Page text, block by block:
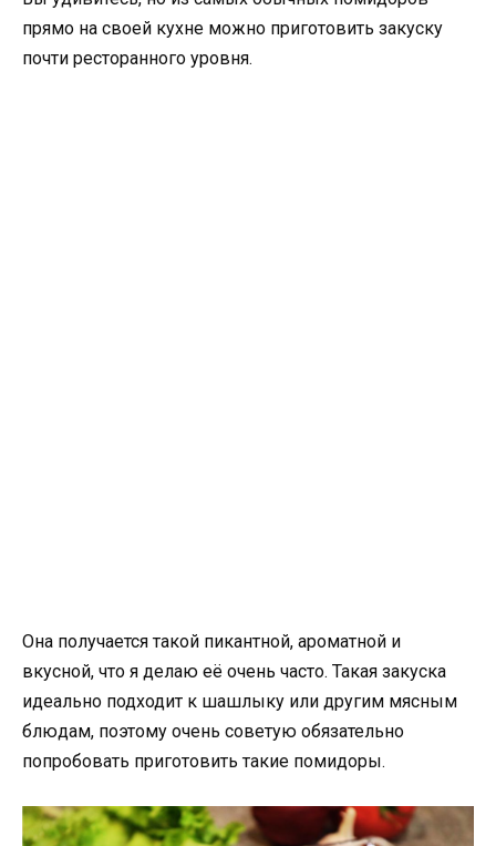
прямо на своей кухне можно приготовить закуску
почти ресторанного уровня.
Она получается такой пикантной, ароматной и
вкусной, что я делаю её очень часто. Такая закуска
идеально подходит к шашлыку или другим мясным
блюдам, поэтому очень советую обязательно
попробовать приготовить такие помидоры.